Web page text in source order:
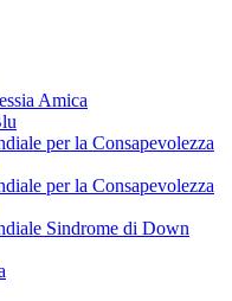
Amica
per la Consapevolezza
per la Consapevolezza
Sindrome di Down